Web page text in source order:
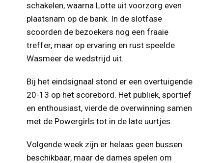
schakelen, waarna Lotte uit voorzorg even
plaatsnam op de bank. In de slotfase
scoorden de bezoekers nog een fraaie
treffer, maar op ervaring en rust speelde
Wasmeer de wedstrijd uit.
Bij het eindsignaal stond er een overtuigende
20-13 op het scorebord. Het publiek, sportief
en enthousiast, vierde de overwinning samen
met de Powergirls tot in de late uurtjes.
Volgende week zijn er helaas geen bussen
beschikbaar, maar de dames spelen om